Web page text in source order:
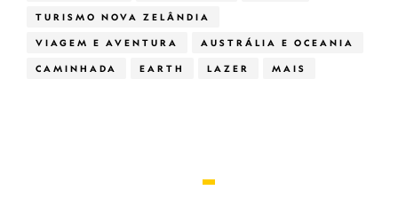
TURISMO NOVA ZELÂNDIA
VIAGEM E AVENTURA AUSTRÁLIA E OCEANIA
CAMINHADA EARTH LAZER MAIS